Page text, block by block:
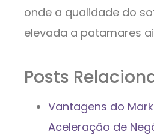
onde a qualidade do
elevada a patamares
Posts
Vantagens do
Aceleração de